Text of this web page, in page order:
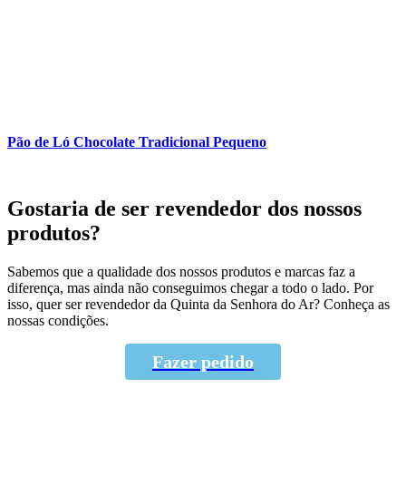
Pão de Ló Chocolate Tradicional Pequeno
Gostaria de ser revendedor dos nossos
produtos?
Sabemos que a qualidade dos nossos produtos e marcas faz a
diferença, mas ainda não conseguimos chegar a todo o lado. Por
isso, quer ser revendedor da Quinta da Senhora do Ar? Conheça as
nossas condições.
Fazer pedido